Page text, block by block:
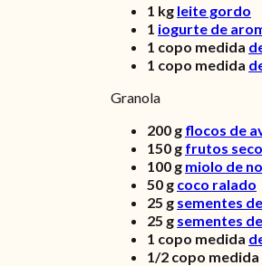
1 kg leite gordo
1 iogurte de
1 copo medida
1 copo medida
Granola
200 g flocos de
150 g frutos
100 g miolo de
50 g coco ralado
25 g sementes
25 g sementes
1 copo medida
1/2 copo medida